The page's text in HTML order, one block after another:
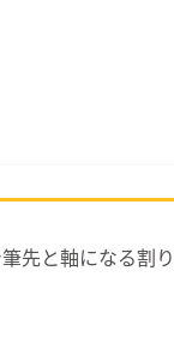
先と軸になる割